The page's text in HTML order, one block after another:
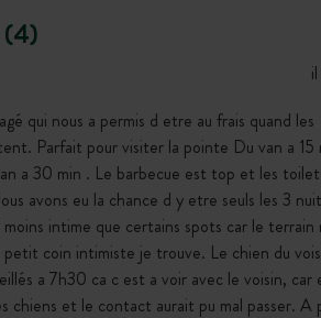
(4)
qui nous a permis d etre au frais quand les
Parfait pour visiter la pointe Du van a 15
a 30 min . Le barbecue est top et les
avons eu la chance d y etre seuls les 3
intime que certains spots car le terrain
coin intimiste je trouve. Le chien du
a 7h30 ca c est a voir avec le voisin, car
chiens et le contact aurait pu mal passer. A